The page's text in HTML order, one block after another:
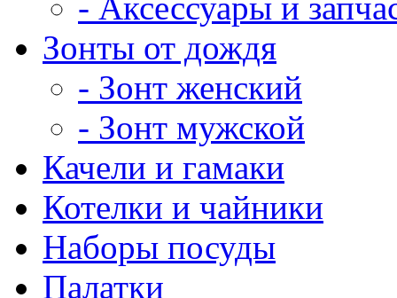
Зонты от дождя
- Зонт женский
- Зонт мужской
Качели и гамаки
Котелки и чайники
Наборы посуды
Палатки